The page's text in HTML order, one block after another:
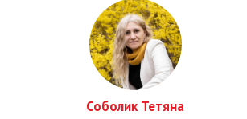
Соболик Тетяна